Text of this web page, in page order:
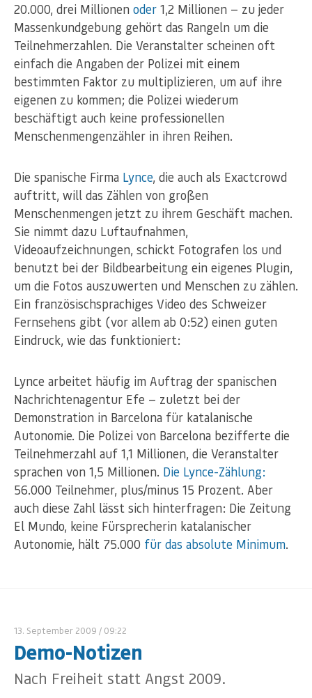
20.000, drei Millionen oder 1,2 Millionen — zu jeder
Massenkundgebung gehört das Rangeln um die
Teilnehmerzahlen. Die Veranstalter scheinen oft
einfach die Angaben der Polizei mit einem
bestimmten Faktor zu multiplizieren, um auf ihre
eigenen zu kommen; die Polizei wiederum
beschäftigt auch keine professionellen
Menschenmengenzähler in ihren Reihen.
Die spanische Firma Lynce, die auch als Exactcrowd
auftritt, will das Zählen von großen
Menschenmengen jetzt zu ihrem Geschäft machen.
Sie nimmt dazu Luftaufnahmen,
Videoaufzeichnungen, schickt Fotografen los und
benutzt bei der Bildbearbeitung ein eigenes Plugin,
um die Fotos auszuwerten und Menschen zu zählen.
Ein französischsprachiges Video des Schweizer
Fernsehens gibt (vor allem ab 0:52) einen guten
Eindruck, wie das funktioniert:
Lynce arbeitet häufig im Auftrag der spanischen
Nachrichtenagentur Efe — zuletzt bei der
Demonstration in Barcelona für katalanische
Autonomie. Die Polizei von Barcelona bezifferte die
Teilnehmerzahl auf 1,1 Millionen, die Veranstalter
sprachen von 1,5 Millionen. Die Lynce-Zählung:
56.000 Teilnehmer, plus/minus 15 Prozent. Aber
auch diese Zahl lässt sich hinterfragen: Die Zeitung
El Mundo, keine Fürsprecherin katalanischer
Autonomie, hält 75.000 für das absolute Minimum.
13. September 2009 / 09:22
Demo-Notizen
Nach Freiheit statt Angst 2009.